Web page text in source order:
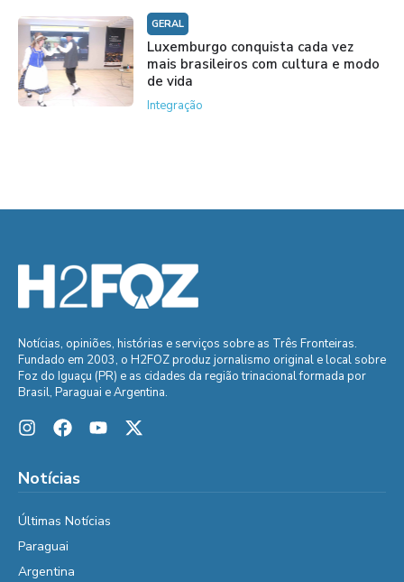
GERAL
Luxemburgo conquista cada vez
mais brasileiros com cultura e modo
de vida
Integração
Notícias, opiniões, histórias e serviços sobre as Três Fronteiras.
Fundado em 2003, o H2FOZ produz jornalismo original e local sobre
Foz do Iguaçu (PR) e as cidades da região trinacional formada por
Brasil, Paraguai e Argentina.
Notícias
Últimas Notícias
Paraguai
Argentina